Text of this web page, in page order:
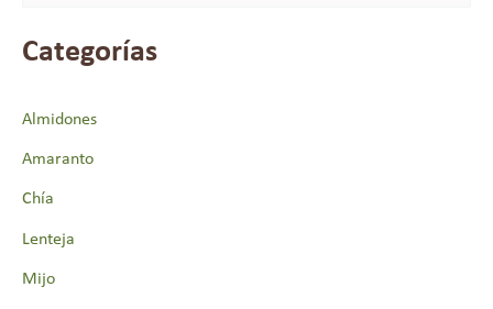
s
a
r
p
o
Categorías
Almidones
Amaranto
Chía
Lenteja
Mijo